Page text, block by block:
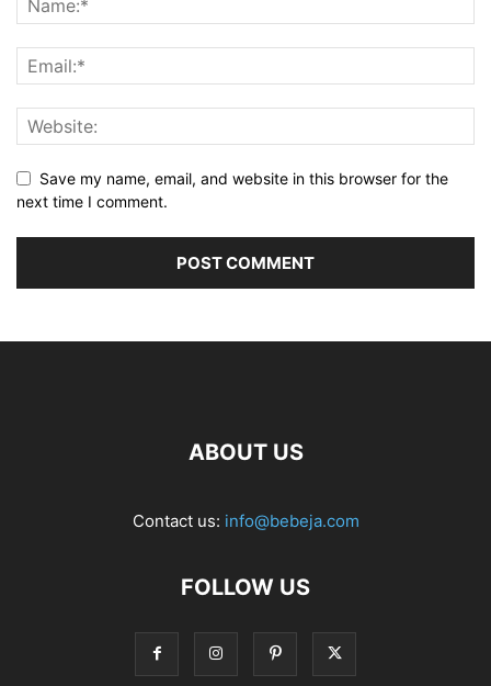
Save my name, email, and website in this browser for the
next time I comment.
ABOUT US
Contact us: info@bebeja.com
FOLLOW US